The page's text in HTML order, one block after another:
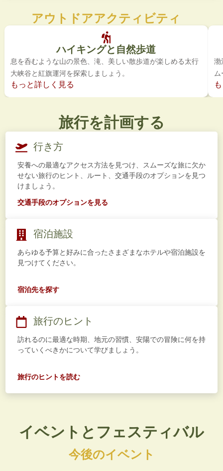
アウトドアアクティビティ
ハイキングと自然歩道
息を呑むような山の景色、滝、美しい散歩道が楽しめる太行
大峡谷と紅旗運河を探索しましょう。
もっと詳しく見る
渤
旅行を計画する
行き方
安養への最適なアクセス方法を見つけ、スムーズな旅に欠か
せない旅行のヒント、ルート、交通手段のオプションを見つ
けましょう。
交通手段のオプションを見る
宿泊施設
あらゆる予算と好みに合ったさまざまなホテルや宿泊施設を
見つけてください。
宿泊先を探す
旅行のヒント
訪れるのに最適な時期、地元の習慣、安陽での冒険に何を持
っていくべきかについて学びましょう。
旅行のヒントを読む
イベントとフェスティバル
今後のイベント